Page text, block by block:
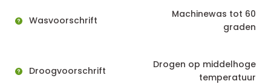
Wasvoorschrift
Machinewas tot 60
graden
Droogvoorschrift
Drogen op middelhoge
temperatuur